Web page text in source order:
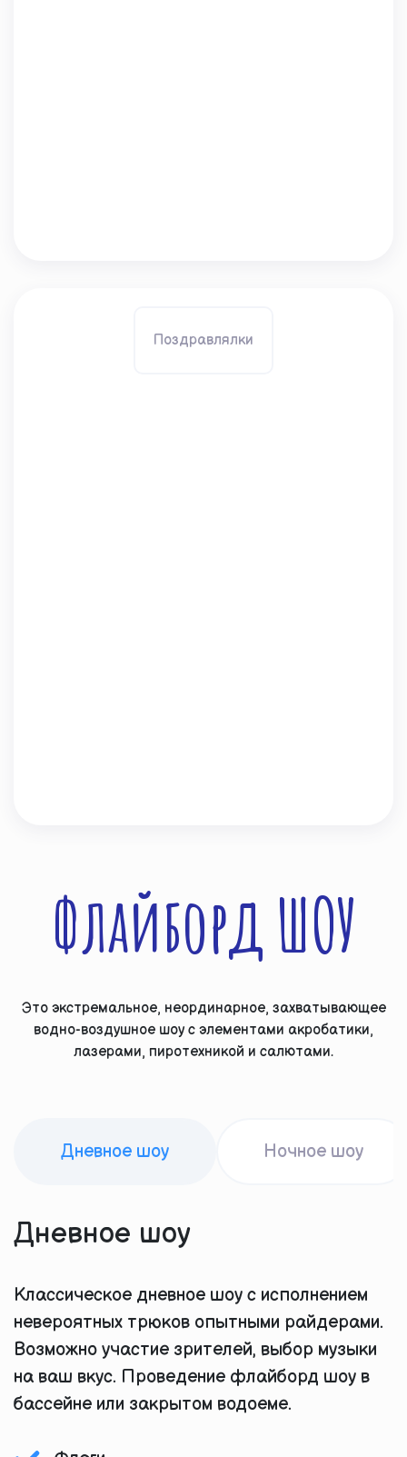
Поздравлялки
Флайборд ШОУ
Это экстремальное, неординарное, захватывающее
водно-воздушное шоу с элементами акробатики,
лазерами, пиротехникой и салютами.
Дневное шоу Ночное шоу
Дневное шоу
Классическое дневное шоу с исполнением
невероятных трюков опытными райдерами.
Возможно участие зрителей, выбор музыки
на ваш вкус. Проведение флайборд шоу в
бассейне или закрытом водоеме.